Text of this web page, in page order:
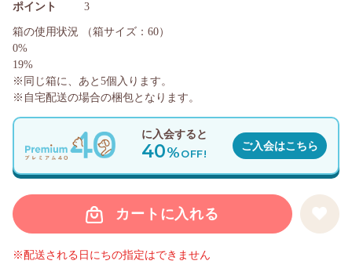
ポイント 3
カートに入れる
※配送される日にちの指定はできません
に入会すると
40%OFF!
ご入会はこちら
箱の使用状況
（箱サイズ：60）
0%
19%
※同じ箱に、あと 5個入ります。
※自宅配送の場合の梱包となります。